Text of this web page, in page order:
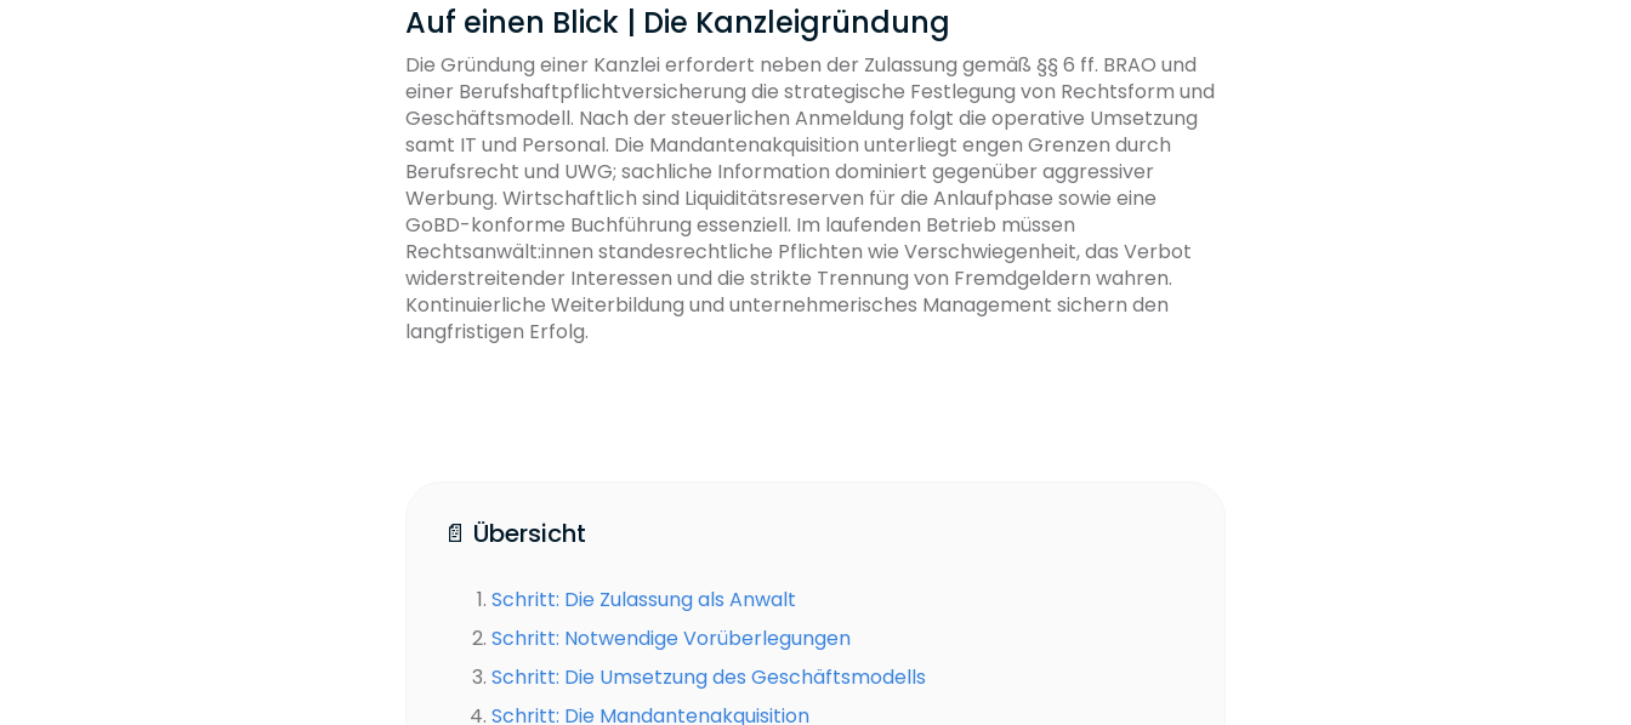
Auf einen Blick | Die Kanzleigründung
Die Gründung einer Kanzlei erfordert neben der Zulassung gemäß §§ 6 ff. BRAO und
einer Berufshaftpflichtversicherung die strategische Festlegung von Rechtsform und
Geschäftsmodell. Nach der steuerlichen Anmeldung folgt die operative Umsetzung
samt IT und Personal. Die Mandantenakquisition unterliegt engen Grenzen durch
Berufsrecht und UWG; sachliche Information dominiert gegenüber aggressiver
Werbung. Wirtschaftlich sind Liquiditätsreserven für die Anlaufphase sowie eine
GoBD-konforme Buchführung essenziell. Im laufenden Betrieb müssen
Rechtsanwält:innen standesrechtliche Pflichten wie Verschwiegenheit, das Verbot
widerstreitender Interessen und die strikte Trennung von Fremdgeldern wahren.
Kontinuierliche Weiterbildung und unternehmerisches Management sichern den
langfristigen Erfolg.
📄 Übersicht
Schritt: Die Zulassung als Anwalt
Schritt: Notwendige Vorüberlegungen
Schritt: Die Umsetzung des Geschäftsmodells
Schritt: Die Mandantenakquisition